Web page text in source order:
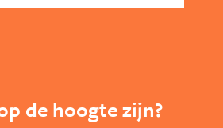
de hoogte zijn?